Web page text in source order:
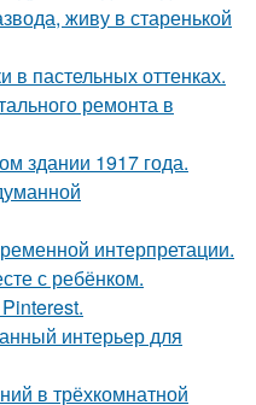
живу в старенькой
в пастельных оттенках.
ремонта в
здании 1917 года.
интерпретации.
с ребёнком.
интерьер для
в трёхкомнатной